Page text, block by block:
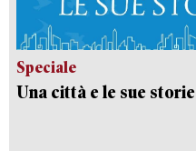
Speciale
Una città e le sue storie